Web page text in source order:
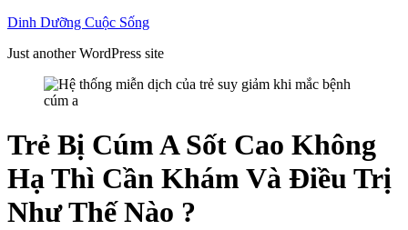
Skip
content
Dinh Dưỡng Cuộc Sống
Just another WordPress site
Trẻ Bị Cúm A Sốt Cao Không
Hạ Thì Cần Khám Và Điều Trị
Như Thế Nào ?